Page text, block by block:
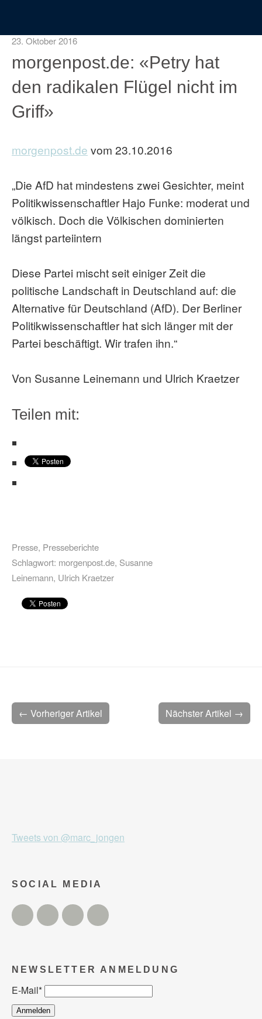
23. Oktober 2016
morgenpost.de: «Petry hat
den radikalen Flügel nicht im
Griff»
morgenpost.de vom 23.10.2016
„Die AfD hat mindestens zwei Gesichter, meint
Politikwissenschaftler Hajo Funke: moderat und
völkisch. Doch die Völkischen dominierten
längst parteiintern
Diese Partei mischt seit einiger Zeit die
politische Landschaft in Deutschland auf: die
Alternative für Deutschland (AfD). Der Berliner
Politikwissenschaftler hat sich länger mit der
Partei beschäftigt. Wir trafen ihn.“
Von Susanne Leinemann und Ulrich Kraetzer
Teilen mit:
Presse, Presseberichte
Schlagwort: morgenpost.de, Susanne
Leinemann, Ulrich Kraetzer
Nächster Artikel →
← Vorheriger Artikel
Tweets von @marc_jongen
SOCIAL MEDIA
Twitter FacebookInstagram
NEWSLETTER ANMELDUNG
E-Mail*